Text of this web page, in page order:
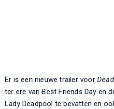
Er is een nieuwe trailer voor
ter ere van Best Friends Day en
Lady Deadpool te bevatten en